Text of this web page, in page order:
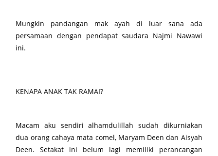
Mungkin pandangan mak ayah di luar sana ada
persamaan dengan pendapat saudara Najmi Nawawi
ini.
KENAPA ANAK TAK RAMAI?
Macam aku sendiri alhamdulillah sudah dikurniakan
dua orang cahaya mata comel, Maryam Deen dan Aisyah
Deen. Setakat ini belum lagi memiliki perancangan